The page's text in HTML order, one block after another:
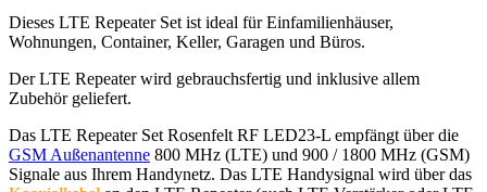
Dieses LTE Repeater Set ist ideal für Einfamilienhäuser,
Wohnungen, Container, Keller, Garagen und Büros.
Der LTE Repeater wird gebrauchsfertig und inklusive allem
Zubehör geliefert.
Das LTE Repeater Set Rosenfelt RF LED23-L empfängt über die
GSM Außenantenne 800 MHz (LTE) und 900 / 1800 MHz (GSM)
Signale aus Ihrem Handynetz. Das LTE Handysignal wird über das